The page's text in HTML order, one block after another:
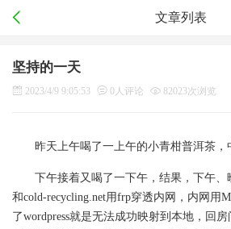
文章列表
坚持的一天
2023/4/9 9:05:53 0人评论 82023次浏览
昨天上午喝了一上午的小青柑普洱茶，
下午接着又喝了一下午，结果，下午、
和cold-recycling.net用frp穿透内网，内网用
了wordpress就是无法成功映射到本地，回